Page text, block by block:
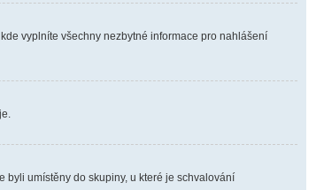
vyplníte všechny nezbytné informace pro nahlášení
byli umístěny do skupiny, u které je schvalování